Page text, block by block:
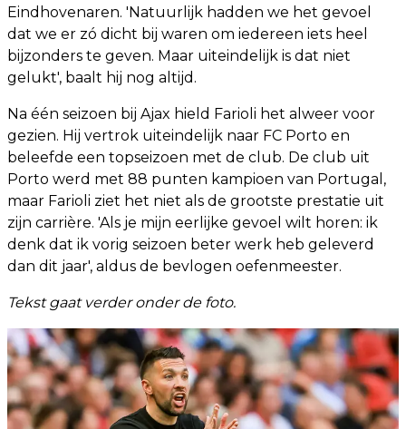
Eindhovenaren. 'Natuurlijk hadden we het gevoel
dat we er zó dicht bij waren om iedereen iets heel
bijzonders te geven. Maar uiteindelijk is dat niet
gelukt', baalt hij nog altijd.
Na één seizoen bij Ajax hield Farioli het alweer voor
gezien. Hij vertrok uiteindelijk naar FC Porto en
beleefde een topseizoen met de club. De club uit
Porto werd met 88 punten kampioen van Portugal,
maar Farioli ziet het niet als de grootste prestatie uit
zijn carrière. 'Als je mijn eerlijke gevoel wilt horen: ik
denk dat ik vorig seizoen beter werk heb geleverd
dan dit jaar', aldus de bevlogen oefenmeester.
Tekst gaat verder onder de foto.